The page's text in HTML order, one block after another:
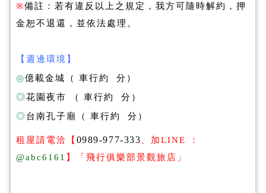
※備註：若有違反以上之規定，我方可隨時解約，押
金恕不退還，並依法處理。
【週邊環境】
◎億載金城
（ 車行約 分）
◎花園夜市
（ 車行約 分）
◎台南孔子廟 （ 車行約 分）
租屋請電洽【 0989-977-333
加LINE ：
@abc6161 】 「飛行俱樂部景觀旅店 」